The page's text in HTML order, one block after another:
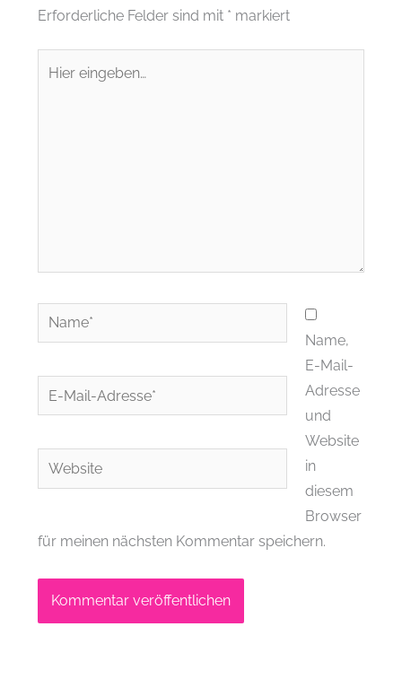
Erforderliche Felder sind mit * markiert
eingeben…
Name*
E-
Mail-
Website
Name,
E-Mail-
Adresse
und
Website
in
diesem
Browser
für meinen nächsten Kommentar speichern.